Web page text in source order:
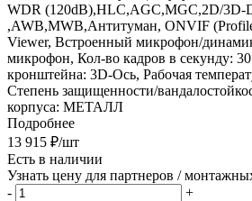
WDR (120dB),HLC,AGC,MGC,2D/3D-
,AWB,MWB,Антитуман, ONVIF
Viewer, Встроенный микрофон/
микрофон, Кол-во кадров в секунду: 30
кронштейна: 3D-Ось, Рабочая
Степень защищенности/
корпуса: МЕТАЛЛ
Подробнее
13 915 ₽/шт
Есть в наличии
Узнать цену для партнеров /
-
+